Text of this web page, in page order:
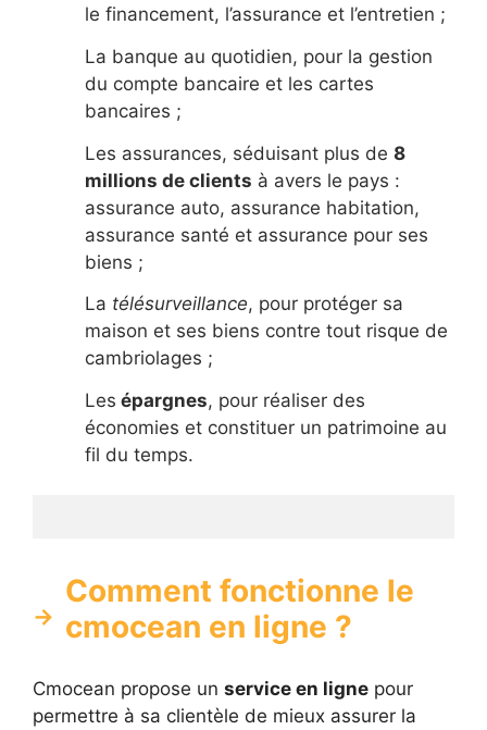
le financement, l’assurance et l’entretien ;
La banque au quotidien, pour la gestion
du compte bancaire et les cartes
bancaires ;
Les assurances, séduisant plus de 8
millions de clients à avers le pays :
assurance auto, assurance habitation,
assurance santé et assurance pour ses
biens ;
La télésurveillance, pour protéger sa
maison et ses biens contre tout risque de
cambriolages ;
Les épargnes, pour réaliser des
économies et constituer un patrimoine au
fil du temps.
Comment fonctionne le
cmocean en ligne ?
Cmocean propose un service en ligne pour
permettre à sa clientèle de mieux assurer la